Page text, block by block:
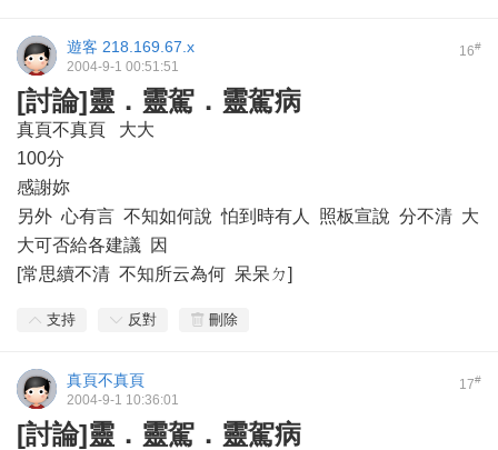
16#
遊客 218.169.67.x
2004-9-1 00:51:51
[討論]靈．靈駕．靈駕病
真頁不真頁 大大
100分
感謝妳
另外 心有言 不知如何說 怕到時有人 照板宣說 分不清 大
大可否給各建議 因
[常思續不清 不知所云為何 呆呆ㄉ]
支持 反對 刪除
17#
真頁不真頁
2004-9-1 10:36:01
[討論]靈．靈駕．靈駕病